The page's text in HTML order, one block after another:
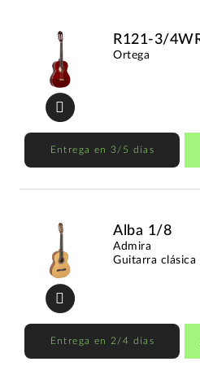
R121-3/
Ortega
Entrega en 3/5 días
Alba 1/8
Admira
Guitarra clásica
Entrega en 2/4 días